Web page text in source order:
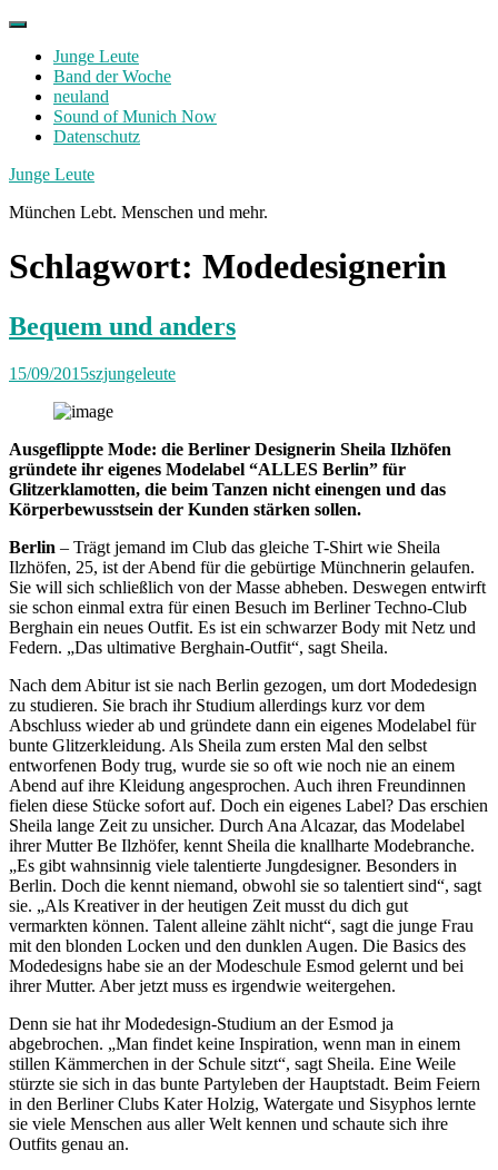
Skip
contentJunge Leute
Band der Woche
neuland
Sound of Munich Now
Datenschutz
Facebook
Twitter
Instagram
Junge Leute
München Lebt. Menschen und mehr.
Schlagwort: Modedesignerin
Bequem und anders
15/09/2015szjungeleute
Ausgeflippte Mode: die Berliner Designerin Sheila Ilzhöfen
gründete ihr eigenes Modelabel “ALLES Berlin” für
Glitzerklamotten, die beim Tanzen nicht einengen und das
Körperbewusstsein der Kunden stärken sollen.
Berlin – Trägt jemand im Club das gleiche T-Shirt wie Sheila
Ilzhöfen, 25, ist der Abend für die gebürtige Münchnerin gelaufen.
Sie will sich schließlich von der Masse abheben. Deswegen entwirft
sie schon einmal extra für einen Besuch im Berliner Techno-Club
Berghain ein neues Outfit. Es ist ein schwarzer Body mit Netz und
Federn. „Das ultimative Berghain-Outfit“, sagt Sheila.
Nach dem Abitur ist sie nach Berlin gezogen, um dort Modedesign
zu studieren. Sie brach ihr Studium allerdings kurz vor dem
Abschluss wieder ab und gründete dann ein eigenes Modelabel für
bunte Glitzerkleidung. Als Sheila zum ersten Mal den selbst
entworfenen Body trug, wurde sie so oft wie noch nie an einem
Abend auf ihre Kleidung angesprochen. Auch ihren Freundinnen
fielen diese Stücke sofort auf. Doch ein eigenes Label? Das erschien
Sheila lange Zeit zu unsicher. Durch Ana Alcazar, das Modelabel
ihrer Mutter Be Ilzhöfer, kennt Sheila die knallharte Modebranche.
„Es gibt wahnsinnig viele talentierte Jungdesigner. Besonders in
Berlin. Doch die kennt niemand, obwohl sie so talentiert sind“, sagt
sie. „Als Kreativer in der heutigen Zeit musst du dich gut
vermarkten können. Talent alleine zählt nicht“, sagt die junge Frau
mit den blonden Locken und den dunklen Augen. Die Basics des
Modedesigns habe sie an der Modeschule Esmod gelernt und bei
ihrer Mutter. Aber jetzt muss es irgendwie weitergehen.
Denn sie hat ihr Modedesign-Studium an der Esmod ja
abgebrochen. „Man findet keine Inspiration, wenn man in einem
stillen Kämmerchen in der Schule sitzt“, sagt Sheila. Eine Weile
stürzte sie sich in das bunte Partyleben der Hauptstadt. Beim Feiern
in den Berliner Clubs Kater Holzig, Watergate und Sisyphos lernte
sie viele Menschen aus aller Welt kennen und schaute sich ihre
Outfits genau an.